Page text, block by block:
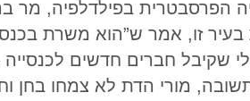
הפרסבטרית בפילדלפיה, מר
זו, אמר ש”הוא משרת
שקיבל חברים חדשים
מורי הדת לא צמחו בחן